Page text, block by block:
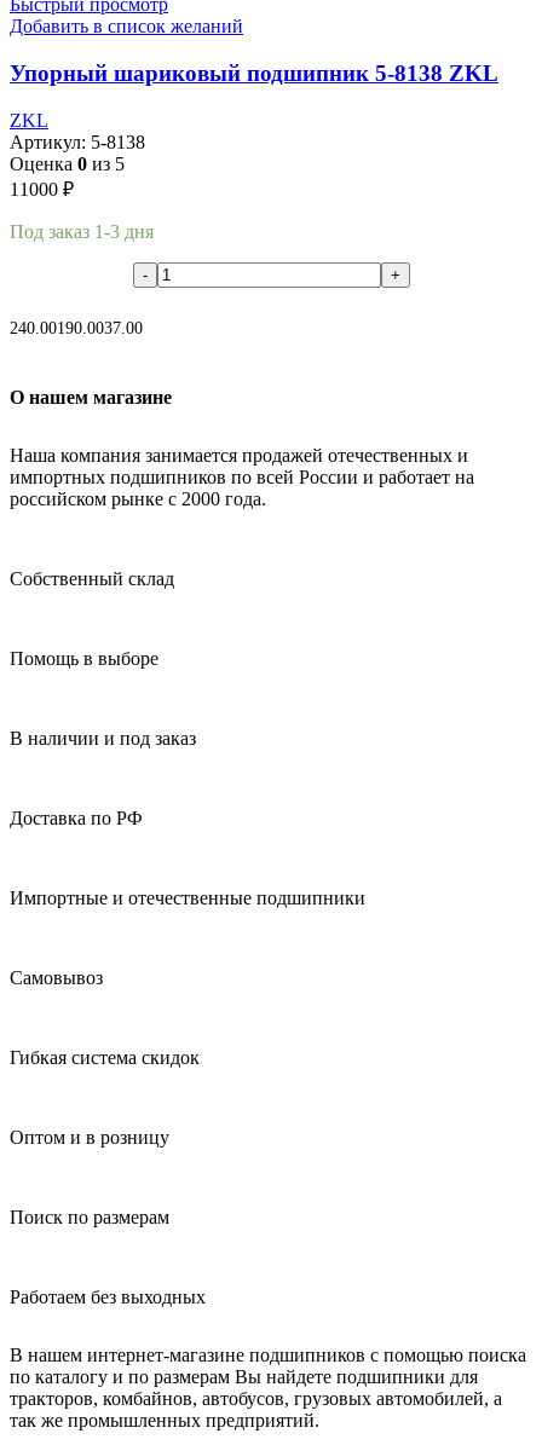
Быстрый просмотр
Добавить в список желаний
Упорный шариковый подшипник 5-8138 ZKL
ZKL
Артикул: 5-8138
Оценка 0 из 5
11000 ₽
Под заказ 1-3 дня
240.00190.0037.00
О нашем магазине
Наша компания занимается продажей отечественных и
импортных подшипников по всей России и работает на
российском рынке с 2000 года.
Собственный склад
Помощь в выборе
В наличии и под заказ
Доставка по РФ
Импортные и отечественные подшипники
Самовывоз
Гибкая система скидок
Оптом и в розницу
Поиск по размерам
Работаем без выходных
В нашем интернет-магазине подшипников с помощью поиска
по каталогу и по размерам Вы найдете подшипники для
тракторов, комбайнов, автобусов, грузовых автомобилей, а
так же промышленных предприятий.